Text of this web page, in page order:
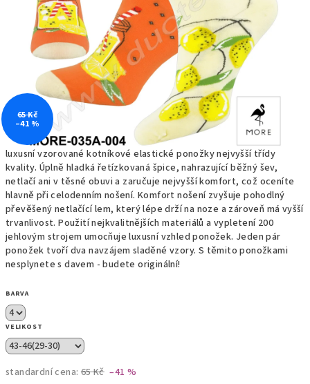
luxusní vzorované kotníkové elastické ponožky nejvyšší třídy
kvality. Úplně hladká řetízkovaná špice, nahrazující běžný šev,
netlačí ani v těsné obuvi a zaručuje nejvyšší komfort, což oceníte
hlavně při celodenním nošení. Komfort nošení zvyšuje pohodlný
převěšený netlačící lem, který lépe drží na noze a zároveň má vyšší
trvanlivost. Použití nejkvalitnějších materiálů a vypletení 200
jehlovým strojem umocňuje luxusní vzhled ponožek. Jeden pár
ponožek tvoří dva navzájem sladěné vzory. S těmito ponožkami
nesplynete s davem - budete originální!
BARVA
VELIKOST
standardní cena: 65 Kč –41 %
65 Kč
–41 %